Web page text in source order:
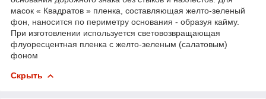
масок « Квадратов » пленка, составляющая желто-зеленый
фон, наносится по периметру основания - образуя кайму.
При изготовлении используется световозвращающая
флуоресцентная пленка с желто-зеленым (салатовым)
фоном
Скрыть